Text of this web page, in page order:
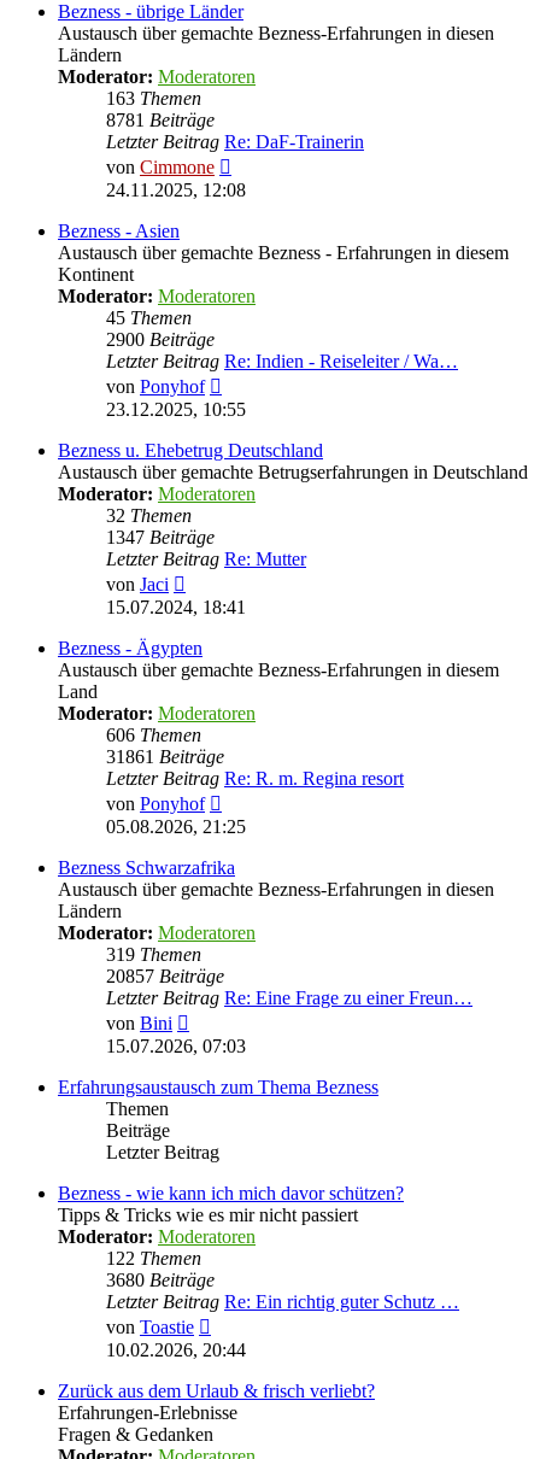
Bezness - übrige Länder
Austausch über gemachte Bezness-Erfahrungen in diesen
Ländern
Moderator: Moderatoren
163 Themen
8781 Beiträge
Letzter Beitrag Re: DaF-Trainerin
von Cimmone
Beitrag
24.11.2025, 12:08
Bezness - Asien
Austausch über gemachte Bezness - Erfahrungen in diesem
Kontinent
Moderator: Moderatoren
45 Themen
2900 Beiträge
Letzter Beitrag Re: Indien - Reiseleiter / Wa…
von Ponyhof
Beitrag
23.12.2025, 10:55
Bezness u. Ehebetrug Deutschland
Austausch über gemachte Betrugserfahrungen in Deutschland
Moderator: Moderatoren
32 Themen
1347 Beiträge
Letzter Beitrag Re: Mutter
von Jaci
Beitrag
15.07.2024, 18:41
Bezness - Ägypten
Austausch über gemachte Bezness-Erfahrungen in diesem
Land
Moderator: Moderatoren
606 Themen
31861 Beiträge
Letzter Beitrag Re: R. m. Regina resort
von Ponyhof
Beitrag
05.08.2026, 21:25
Bezness Schwarzafrika
Austausch über gemachte Bezness-Erfahrungen in diesen
Ländern
Moderator: Moderatoren
319 Themen
20857 Beiträge
Letzter Beitrag Re: Eine Frage zu einer Freun…
von Bini
Beitrag
15.07.2026, 07:03
Erfahrungsaustausch zum Thema Bezness
Themen
Beiträge
Letzter Beitrag
Bezness - wie kann ich mich davor schützen?
Tipps & Tricks wie es mir nicht passiert
Moderator: Moderatoren
122 Themen
3680 Beiträge
Letzter Beitrag Re: Ein richtig guter Schutz …
von Toastie
Beitrag
10.02.2026, 20:44
Zurück aus dem Urlaub & frisch verliebt?
Erfahrungen-Erlebnisse
Fragen & Gedanken